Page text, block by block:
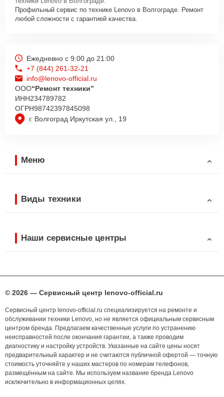
Профильный сервис по технике Lenovo в Волгограде. Ремонт
любой сложности с гарантией качества.
г. Волгоград Иркутская ул., 19
Ежедневно с 9:00 до 21:00
+7 (844) 261-32-21
info@lenovo-official.ru
ООО“Ремонт техники”
ИНН234789782
ОГРН98742397845098
Меню
Виды техники
Наши сервисные центры
© 2026 — Сервисный центр lenovo-official.ru
Сервисный центр lenovo-official.ru специализируется на ремонте и
обслуживании техники Lenovo, но не является официальным сервисным
центром бренда. Предлагаем качественные услуги по устранению
неисправностей после окончания гарантии, а также проводим
диагностику и настройку устройств. Указанные на сайте цены носят
предварительный характер и не считаются публичной офертой — точную
стоимость уточняйте у наших мастеров по номерам телефонов,
размещённым на сайте. Мы используем название бренда Lenovo
исключительно в информационных целях.